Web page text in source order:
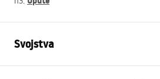
Svojstva